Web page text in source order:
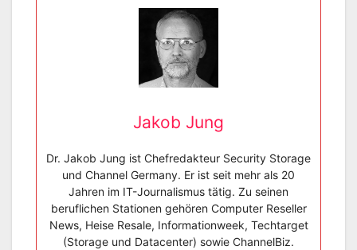
Jakob Jung
Dr. Jakob Jung ist Chefredakteur Security Storage
und Channel Germany. Er ist seit mehr als 20
Jahren im IT-Journalismus tätig. Zu seinen
beruflichen Stationen gehören Computer Reseller
News, Heise Resale, Informationweek, Techtarget
(Storage und Datacenter) sowie ChannelBiz.